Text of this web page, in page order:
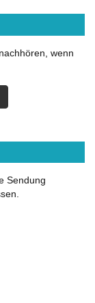
wenn
Sendung